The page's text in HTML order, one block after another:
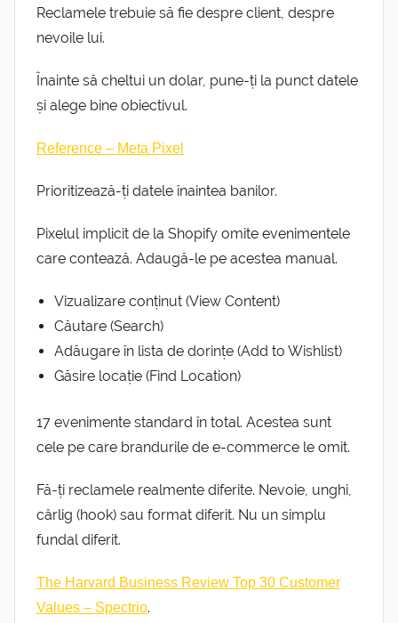
Reclamele trebuie să fie despre client, despre
nevoile lui.
Înainte să cheltui un dolar, pune-ți la punct datele
și alege bine obiectivul.
Reference – Meta Pixel
Prioritizează-ți datele înaintea banilor.
Pixelul implicit de la Shopify omite evenimentele
care contează. Adaugă-le pe acestea manual.
Vizualizare conținut (View Content)
Căutare (Search)
Adăugare în lista de dorințe (Add to Wishlist)
Găsire locație (Find Location)
17 evenimente standard în total. Acestea sunt
cele pe care brandurile de e-commerce le omit.
Fă-ți reclamele realmente diferite. Nevoie, unghi,
cârlig (hook) sau format diferit. Nu un simplu
fundal diferit.
The Harvard Business Review Top 30 Customer
Values – Spectrio.